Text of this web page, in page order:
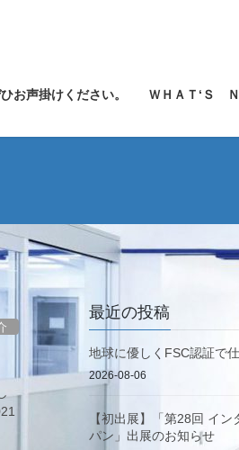
お声掛けください。 ＷＨＡＴ‘Ｓ
最近の投稿
地球に優しくFSC認証で
2026-08-06
【初出展】「第28回 イ
パン」出展のお知らせ